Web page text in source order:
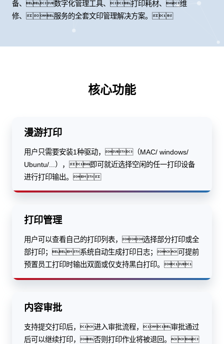
备、数字化管理工具、打印耗材、维
修、服务的全套文印管理解决方案。
核心功能
漫游打印
用户只需要安装1种驱动，（MAC/ windows/
Ubuntu/...），即可就近选择空闲的任一打印设备
进行打印输出。
打印管理
用户可以查看自己的打印列表，选择部分打印或全
部打印；系统自动生成打印日志；可提前
预置员工打印时输出双面或仅支持黑白打印。
内容审批
支持提交打印后，进入审批流程，审批通过
后可以继续打印，否则打印作业将被退回。